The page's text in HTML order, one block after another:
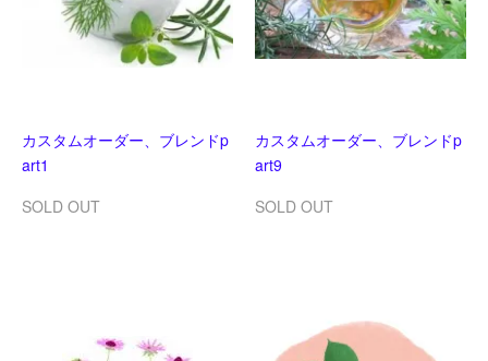
カスタムオーダー、ブレンドp
art1
SOLD OUT
カスタムオーダー、ブレンドp
art9
SOLD OUT